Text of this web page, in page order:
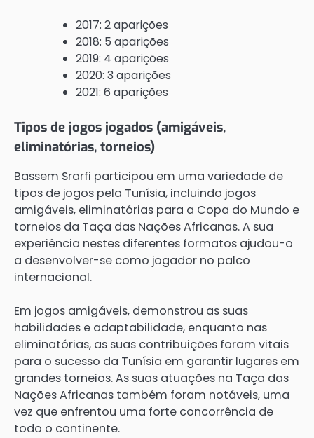
2017: 2 aparições
2018: 5 aparições
2019: 4 aparições
2020: 3 aparições
2021: 6 aparições
Tipos de jogos jogados (amigáveis,
eliminatórias, torneios)
Bassem Srarfi participou em uma variedade de
tipos de jogos pela Tunísia, incluindo jogos
amigáveis, eliminatórias para a Copa do Mundo e
torneios da Taça das Nações Africanas. A sua
experiência nestes diferentes formatos ajudou-o
a desenvolver-se como jogador no palco
internacional.
Em jogos amigáveis, demonstrou as suas
habilidades e adaptabilidade, enquanto nas
eliminatórias, as suas contribuições foram vitais
para o sucesso da Tunísia em garantir lugares em
grandes torneios. As suas atuações na Taça das
Nações Africanas também foram notáveis, uma
vez que enfrentou uma forte concorrência de
todo o continente.